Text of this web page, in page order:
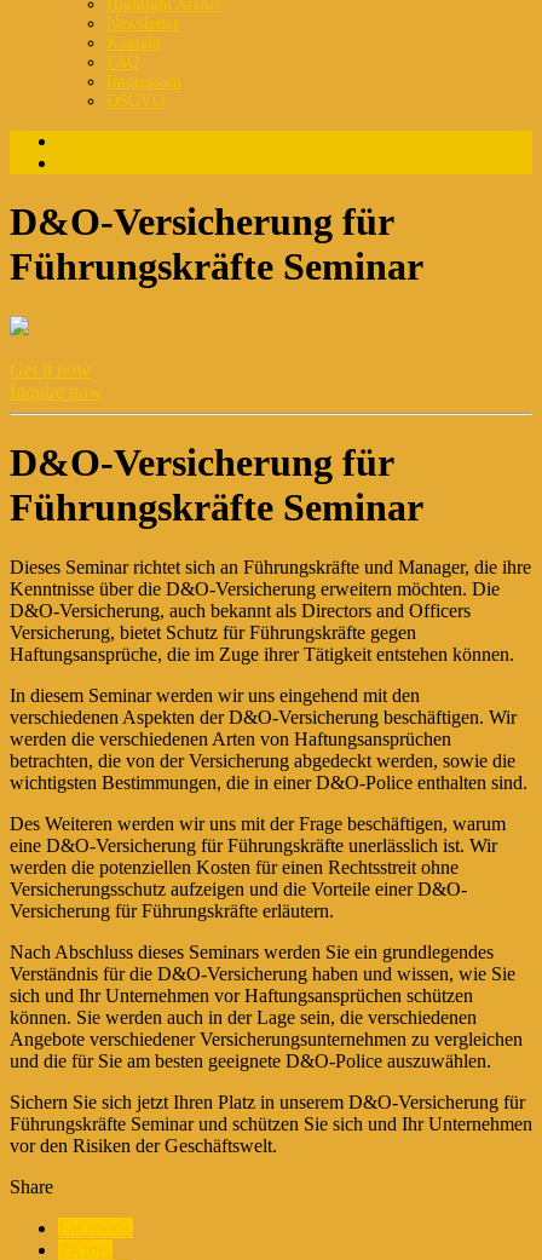
Highlight Archiv
Newsletter
Kontakt
FAQ
Impressum
DSGVO
D&O-Versicherung für
Führungskräfte Seminar
Get it now
Inquire now
D&O-Versicherung für
Führungskräfte Seminar
Dieses Seminar richtet sich an Führungskräfte und Manager, die ihre
Kenntnisse über die D&O-Versicherung erweitern möchten. Die
D&O-Versicherung, auch bekannt als Directors and Officers
Versicherung, bietet Schutz für Führungskräfte gegen
Haftungsansprüche, die im Zuge ihrer Tätigkeit entstehen können.
In diesem Seminar werden wir uns eingehend mit den
verschiedenen Aspekten der D&O-Versicherung beschäftigen. Wir
werden die verschiedenen Arten von Haftungsansprüchen
betrachten, die von der Versicherung abgedeckt werden, sowie die
wichtigsten Bestimmungen, die in einer D&O-Police enthalten sind.
Des Weiteren werden wir uns mit der Frage beschäftigen, warum
eine D&O-Versicherung für Führungskräfte unerlässlich ist. Wir
werden die potenziellen Kosten für einen Rechtsstreit ohne
Versicherungsschutz aufzeigen und die Vorteile einer D&O-
Versicherung für Führungskräfte erläutern.
Nach Abschluss dieses Seminars werden Sie ein grundlegendes
Verständnis für die D&O-Versicherung haben und wissen, wie Sie
sich und Ihr Unternehmen vor Haftungsansprüchen schützen
können. Sie werden auch in der Lage sein, die verschiedenen
Angebote verschiedener Versicherungsunternehmen zu vergleichen
und die für Sie am besten geeignete D&O-Police auszuwählen.
Sichern Sie sich jetzt Ihren Platz in unserem D&O-Versicherung für
Führungskräfte Seminar und schützen Sie sich und Ihr Unternehmen
vor den Risiken der Geschäftswelt.
Share